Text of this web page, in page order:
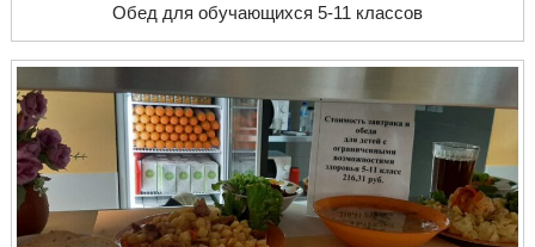
Обед для обучающихся 5-11 классов